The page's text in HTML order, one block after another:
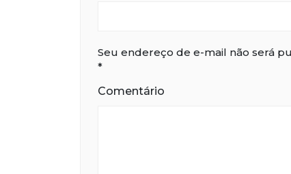
Seu endereço de e-mail não será
*
Comentário